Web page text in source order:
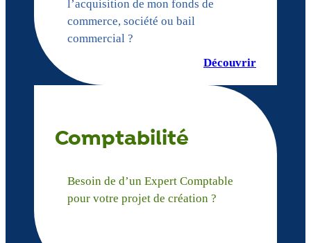
l’acquisition de mon fonds de
commerce, société ou bail
commercial ?
Découvrir
Comptabilité
Besoin de d’un Expert Comptable
pour votre projet de création ?